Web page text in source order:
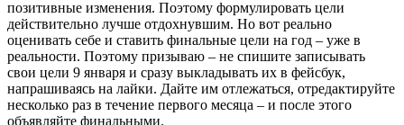
позитивные изменения. Поэтому формулировать цели
действительно лучше отдохнувшим. Но вот реально
оценивать себе и ставить финальные цели на год – уже в
реальности. Поэтому призываю – не спишите записывать
свои цели 9 января и сразу выкладывать их в фейсбук,
напрашиваясь на лайки. Дайте им отлежаться, отредактируйте
несколько раз в течение первого месяца – и после этого
объявляйте финальными.